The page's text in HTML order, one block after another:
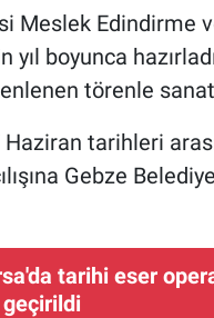
Meslek Edindirme
yıl boyunca
törenle
Haziran tarihleri
Gebze
tarihi eser